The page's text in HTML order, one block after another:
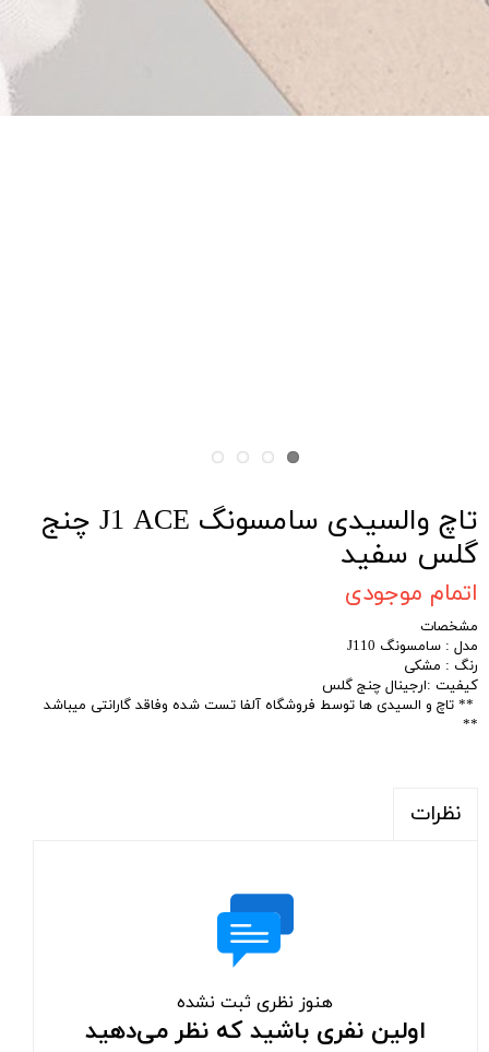
تاچ والسیدی سامسونگ J1 ACE چنج
گلس سفید
اتمام موجودی
مشخصات
مدل : سامسونگ J110
رنگ : مشکی
کیفیت :ارجینال چنج گلس
** تاچ و السیدی ها توسط فروشگاه آلفا تست شده وفاقد گارانتی میباشد
**
نظرات
هنوز نظری ثبت نشده
اولین نفری باشید که نظر می‌دهید